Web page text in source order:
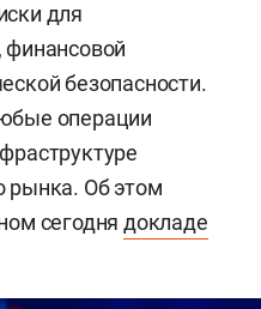
для
финансовой
безопасности.
операции
рынка. Об этом
сегодня докладе